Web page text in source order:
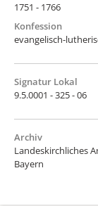
1751 - 1766
Konfession
evangelisch-
Signatur Lokal
9.5.0001 - 325 - 06
Archiv
Landeskirchliches
Bayern